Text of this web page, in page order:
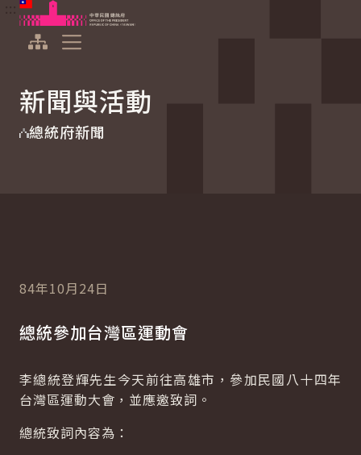
跳到主要內容
中華民國總統府
新聞與活動
總統府新聞
84年10月24日
總統參加台灣區運動會
李總統登輝先生今天前往高雄市，參加民國八十四年
台灣區運動大會，並應邀致詞。
總統致詞內容為：